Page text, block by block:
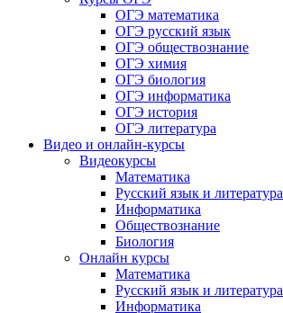
ОГЭ математика
ОГЭ русский язык
ОГЭ обществознание
ОГЭ химия
ОГЭ биология
ОГЭ информатика
ОГЭ история
ОГЭ литература
Видео и онлайн-курсы
Видеокурсы
Математика
Русский язык и литература
Информатика
Обществознание
Биология
Онлайн курсы
Математика
Русский язык и литература
Информатика